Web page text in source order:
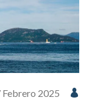
Febrero 2025